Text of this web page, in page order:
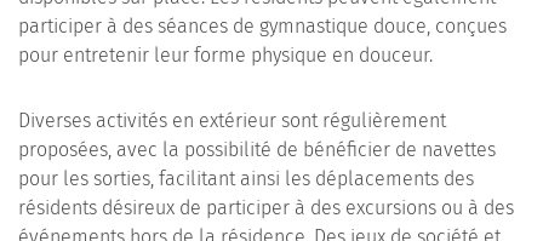
participer à des séances de gymnastique douce, conçues
pour entretenir leur forme physique en douceur.
Diverses activités en extérieur sont régulièrement
proposées, avec la possibilité de bénéficier de navettes
pour les sorties, facilitant ainsi les déplacements des
résidents désireux de participer à des excursions ou à des